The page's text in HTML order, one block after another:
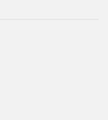
индустрии